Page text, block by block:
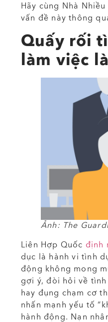
Hãy cùng Nhà
vấn đề này thông
Quấy rối
làm việc
Ảnh: The
Liên Hợp Quốc định
dục là hành vi tình
động không mong
gợi ý, đòi hỏi về
hay đụng chạm cơ
nhấn mạnh yếu tố
hành động. Nạn